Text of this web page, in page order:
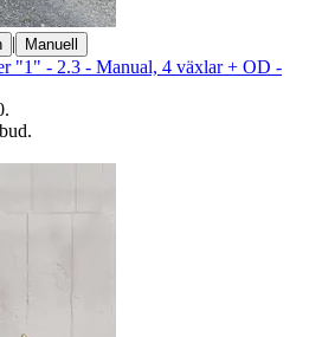
| Manuell
"1" - 2.3 - Manual, 4 växlar + OD -
.
.